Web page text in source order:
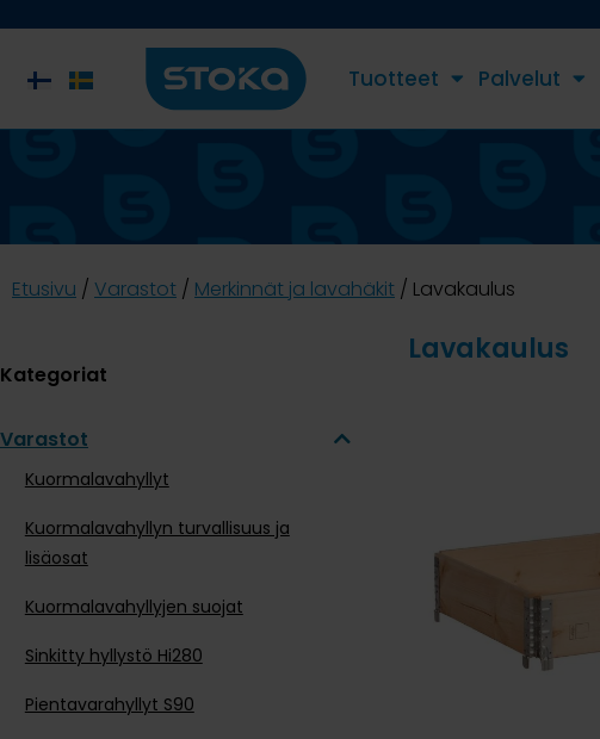
Tuotteet Palvelut
Etusivu / Varastot / Merkinnät ja lavahäkit / Lavakaulus
Kategoriat
Varastot
Kuormalavahyllyt
Kuormalavahyllyn turvallisuus ja
lisäosat
Kuormalavahyllyjen suojat
Sinkitty hyllystö Hi280
Pientavarahyllyt S90
Lavakaulus